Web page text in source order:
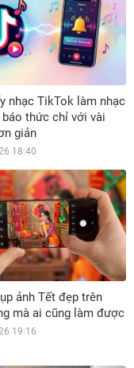
nhạc TikTok làm nhạc
thức chỉ với vài
giản
18:40
ảnh Tết đẹp trên
mà ai cũng làm được
19:16